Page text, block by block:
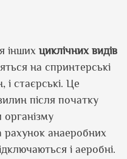
інших циклічних видів
на спринтерські
стаєрські. Це
після початку
організму
рахунок анаеробних
і аеробні.